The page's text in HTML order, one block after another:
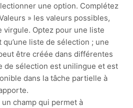
une option. Complétez
» les valeurs possibles,
virgule. Optez pour une liste
liste de sélection ; une
être créée dans différentes
de sélection est unilingue et est
dans la tâche partielle à
champ qui permet à